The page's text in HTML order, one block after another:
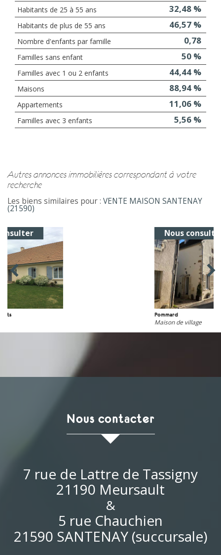
Habitants de 25 à 55 ans 32,48 %
Habitants de plus de 55 ans 46,57 %
Nombre d'enfants par famille 0,78
Familles sans enfant 50 %
Familles avec 1 ou 2 enfants 44,44 %
Maisons 88,94 %
Appartements 11,06 %
Familles avec 3 enfants 5,56 %
autres annonces immobilières correspondant à votre
recherche
Les biens similaires pour : VENTE MAISON SANTENAY
(21590)
nous contacter
7 rue de Lattre de Tassigny
21190 Meursault
&
5 rue Chauchien
21590 SANTENAY (succursale)